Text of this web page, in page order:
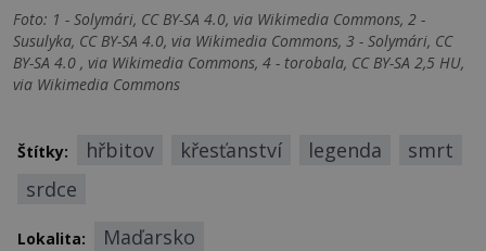
Foto: 1 - Solymári, CC BY-SA 4.0, via Wikimedia Commons, 2 -
Susulyka, CC BY-SA 4.0, via Wikimedia Commons, 3 - Solymári, CC
BY-SA 4.0 , via Wikimedia Commons, 4 - torobala, CC BY-SA 2,5 HU,
via Wikimedia Commons
Štítky: hřbitov křesťanství legenda
smrt
srdce
Lokalita: Maďarsko